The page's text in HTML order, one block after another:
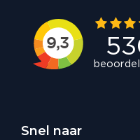
Snel naar